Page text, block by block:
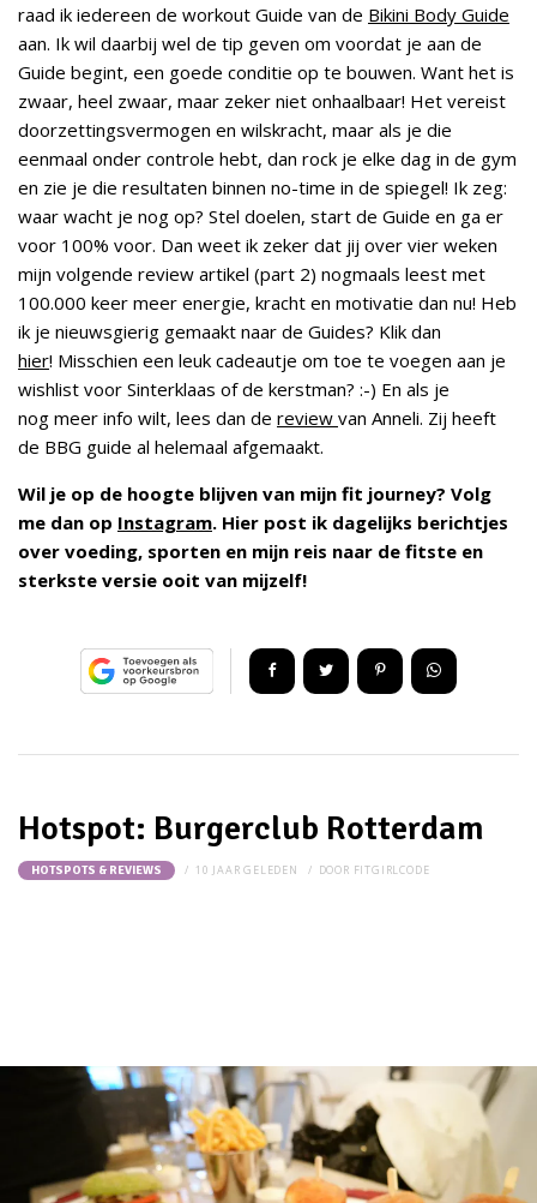
raad ik iedereen de workout Guide van de Bikini Body Guide
aan. Ik wil daarbij wel de tip geven om voordat je aan de
Guide begint, een goede conditie op te bouwen. Want het is
zwaar, heel zwaar, maar zeker niet onhaalbaar! Het vereist
doorzettingsvermogen en wilskracht, maar als je die
eenmaal onder controle hebt, dan rock je elke dag in de gym
en zie je die resultaten binnen no-time in de spiegel! Ik zeg:
waar wacht je nog op? Stel doelen, start de Guide en ga er
voor 100% voor. Dan weet ik zeker dat jij over vier weken
mijn volgende review artikel (part 2) nogmaals leest met
100.000 keer meer energie, kracht en motivatie dan nu! Heb
ik je nieuwsgierig gemaakt naar de Guides? Klik dan
hier! Misschien een leuk cadeautje om toe te voegen aan je
wishlist voor Sinterklaas of de kerstman? :-) En als je
nog meer info wilt, lees dan de review van Anneli. Zij heeft
de BBG guide al helemaal afgemaakt.
Wil je op de hoogte blijven van mijn fit journey? Volg
me dan op Instagram. Hier post ik dagelijks berichtjes
over voeding, sporten en mijn reis naar de fitste en
sterkste versie ooit van mijzelf!
Hotspot: Burgerclub Rotterdam
HOTSPOTS & REVIEWS 10 JAAR GELEDEN DOOR FITGIRLCODE